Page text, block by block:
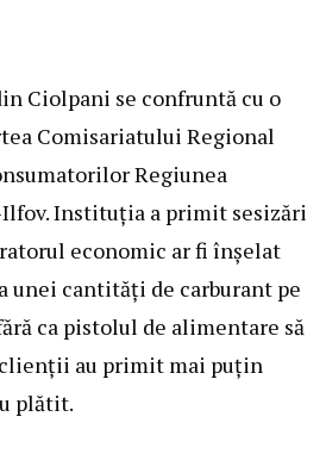
Ciolpani se confruntă cu o
Comisariatului Regional
Regiunea
Ilfov. Instituția a primit sesizări
economic ar fi înșelat
unei cantități de carburant pe
ca pistolul de alimentare să
au primit mai puțin
plătit.